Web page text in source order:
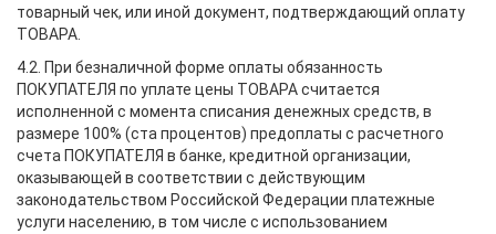
товарный чек, или иной документ, подтверждающий оплату
ТОВАРА.
4.2. При безналичной форме оплаты обязанность
ПОКУПАТЕЛЯ по уплате цены ТОВАРА считается
исполненной с момента списания денежных средств, в
размере 100% (ста процентов) предоплаты с расчетного
счета ПОКУПАТЕЛЯ в банке, кредитной организации,
оказывающей в соответствии с действующим
законодательством Российской Федерации платежные
услуги населению, в том числе с использованием